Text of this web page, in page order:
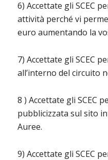
6) Accettate gli SCEC
attività perché vi
euro aumentando la
7) Accettate gli SCEC
all’interno del circuito
8 ) Accettate gli SCEC
pubblicizzata sul sito
Auree.
9) Accettate gli SCEC